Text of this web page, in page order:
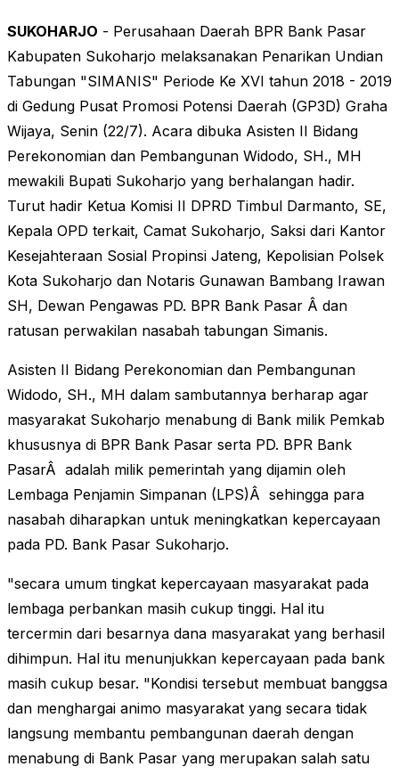
SUKOHARJO - Perusahaan Daerah BPR Bank Pasar
Kabupaten Sukoharjo melaksanakan Penarikan Undian
Tabungan "SIMANIS" Periode Ke XVI tahun 2018 - 2019
di Gedung Pusat Promosi Potensi Daerah (GP3D) Graha
Wijaya, Senin (22/7). Acara dibuka Asisten II Bidang
Perekonomian dan Pembangunan Widodo, SH., MH
mewakili Bupati Sukoharjo yang berhalangan hadir.
Turut hadir Ketua Komisi II DPRD Timbul Darmanto, SE,
Kepala OPD terkait, Camat Sukoharjo, Saksi dari Kantor
Kesejahteraan Sosial Propinsi Jateng, Kepolisian Polsek
Kota Sukoharjo dan Notaris Gunawan Bambang Irawan
SH, Dewan Pengawas PD. BPR Bank Pasar Â dan
ratusan perwakilan nasabah tabungan Simanis.
Asisten II Bidang Perekonomian dan Pembangunan
Widodo, SH., MH dalam sambutannya berharap agar
masyarakat Sukoharjo menabung di Bank milik Pemkab
khususnya di BPR Bank Pasar serta PD. BPR Bank
PasarÂ adalah milik pemerintah yang dijamin oleh
Lembaga Penjamin Simpanan (LPS)Â sehingga para
nasabah diharapkan untuk meningkatkan kepercayaan
pada PD. Bank Pasar Sukoharjo.
"secara umum tingkat kepercayaan masyarakat pada
lembaga perbankan masih cukup tinggi. Hal itu
tercermin dari besarnya dana masyarakat yang berhasil
dihimpun. Hal itu menunjukkan kepercayaan pada bank
masih cukup besar. "Kondisi tersebut membuat banggsa
dan menghargai animo masyarakat yang secara tidak
langsung membantu pembangunan daerah dengan
menabung di Bank Pasar yang merupakan salah satu